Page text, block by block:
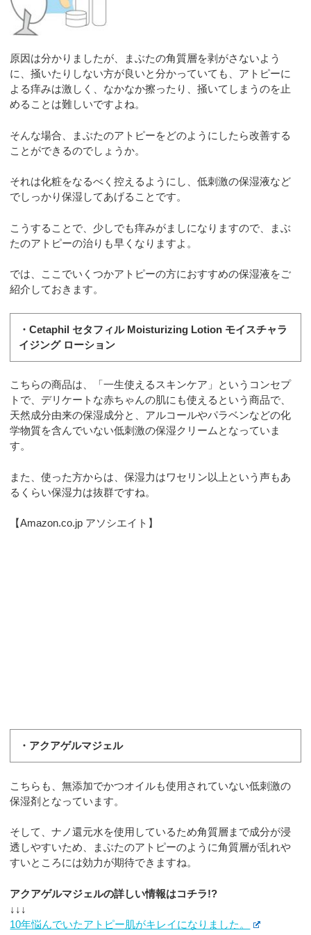
原因は分かりましたが、まぶたの角質層を剥がさないよう
に、掻いたりしない方が良いと分かっていても、アトピーに
よる痒みは激しく、なかなか擦ったり、掻いてしまうのを止
めることは難しいですよね。
そんな場合、まぶたのアトピーをどのようにしたら改善する
ことができるのでしょうか。
それは化粧をなるべく控えるようにし、低刺激の保湿液など
でしっかり保湿してあげることです。
こうすることで、少しでも痒みがましになりますので、まぶ
たのアトピーの治りも早くなりますよ。
では、ここでいくつかアトピーの方におすすめの保湿液をご
紹介しておきます。
・Cetaphil セタフィル Moisturizing Lotion モイスチャラ
イジング ローション
こちらの商品は、「一生使えるスキンケア」というコンセプ
トで、デリケートな赤ちゃんの肌にも使えるという商品で、
天然成分由来の保湿成分と、アルコールやパラベンなどの化
学物質を含んでいない低刺激の保湿クリームとなっていま
す。
また、使った方からは、保湿力はワセリン以上という声もあ
るくらい保湿力は抜群ですね。
【Amazon.co.jp アソシエイト】
・アクアゲルマジェル
こちらも、無添加でかつオイルも使用されていない低刺激の
保湿剤となっています。
そして、ナノ還元水を使用しているため角質層まで成分が浸
透しやすいため、まぶたのアトピーのように角質層が乱れや
すいところには効力が期待できますね。
アクアゲルマジェルの詳しい情報はコチラ!?
↓↓↓
10年悩んでいたアトピー肌がキレイになりました。